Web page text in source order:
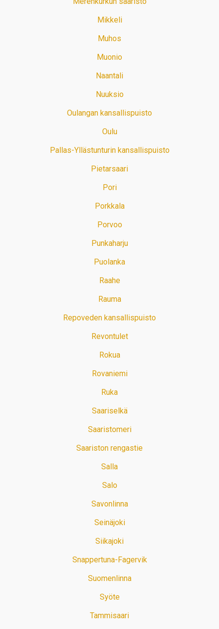
Mikkeli
Muhos
Muonio
Naantali
Nuuksio
Oulangan kansallispuisto
Oulu
Pallas-Yllästunturin kansallispuisto
Pietarsaari
Pori
Porkkala
Porvoo
Punkaharju
Puolanka
Raahe
Rauma
Repoveden kansallispuisto
Revontulet
Rokua
Rovaniemi
Ruka
Saariselkä
Saaristomeri
Saariston rengastie
Salla
Salo
Savonlinna
Seinäjoki
Siikajoki
Snappertuna-Fagervik
Suomenlinna
Syöte
Tammisaari